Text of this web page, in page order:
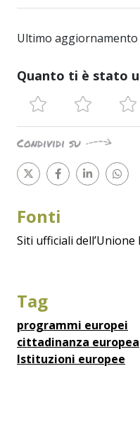
Ultimo aggiornamento
Quanto ti è stato
Condividi su
Fonti
Siti ufficiali dell’Unione
Tag
programmi europei
cittadinanza europea
Istituzioni europee